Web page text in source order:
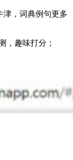
津，词典例句更多
，趣味打分；